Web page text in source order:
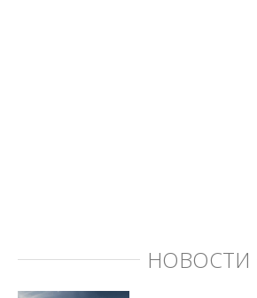
НОВОСТИ